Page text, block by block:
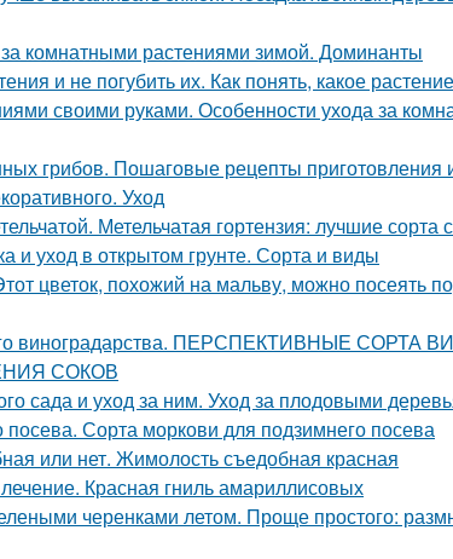
комнатными растениями зимой. Доминанты
и не погубить их. Как понять, какое
своими руками. Особенности ухода за
грибов. Пошаговые рецепты приготовления
Уход
Метельчатая гортензия: лучшие сорта
и уход в открытом грунте. Сорта и виды
цветок, похожий на мальву, можно посеять
виноградарства. ПЕРСПЕКТИВНЫЕ
СОКОВ
сада и уход за ним. Уход за плодовыми
Сорта моркови для подзимнего посева
или нет. Жимолость съедобная красная
Красная гниль амариллисовых
черенками летом. Проще простого: